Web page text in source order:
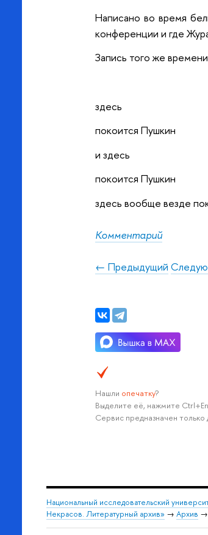
Написано во время
конференции и где
Запись того же
здесь
покоится Пушкин
и здесь
покоится Пушкин
здесь вообще везде
Комментарий
← Предыдущий
Нашли опечатку?
Выделите её, нажмите
Сервис предназначен
Национальный исследовательский
Некрасов. Литературный архив» → Архив →